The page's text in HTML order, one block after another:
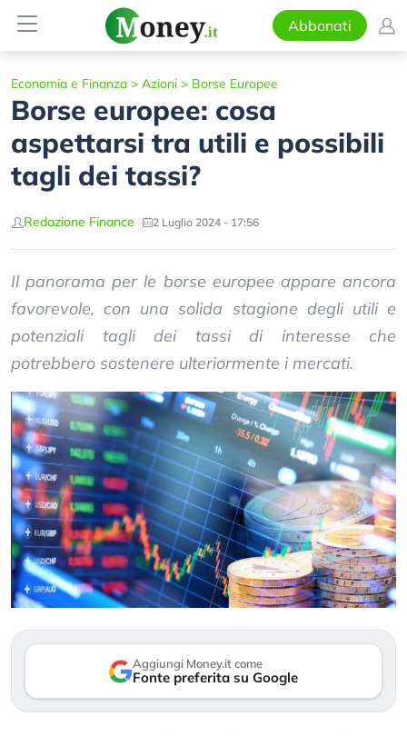
Abbonati
Economia e Finanza > Azioni > Borse Europee
Borse europee: cosa
aspettarsi tra utili e possibili
tagli dei tassi?
Redazione Finance 2 Luglio 2024 - 17:56
Il panorama per le borse europee appare ancora
favorevole, con una solida stagione degli utili e
potenziali tagli dei tassi di interesse che
potrebbero sostenere ulteriormente i mercati.
Aggiungi Money.it come
Fonte preferita su Google